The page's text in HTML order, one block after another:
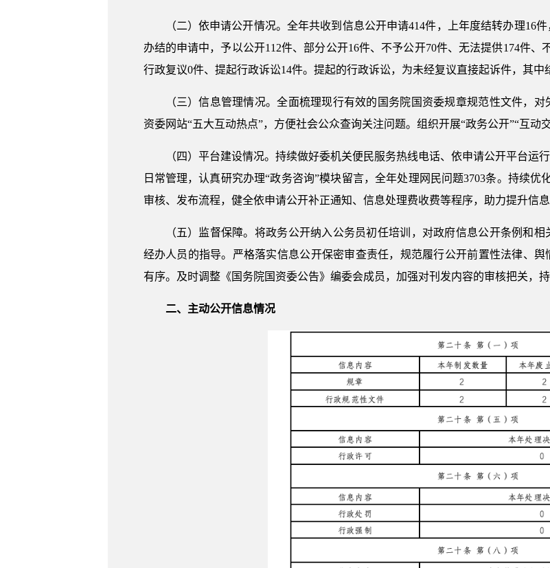
（二）依申请公开情况。全年共收到信息公开申请414件，上年度结转办理16
办结的申请中，予以公开112件、部分公开16件、不予公开70件、无法提供174件
行政复议0件、提起行政诉讼14件。提起的行政诉讼，为未经复议直接起诉件，其中
（三）信息管理情况。全面梳理现行有效的国务院国资委规章规范性文件，
资委网站“五大互动热点”，方便社会公众查询关注问题。组织开展“政务公开”“互动
（四）平台建设情况。持续做好委机关便民服务热线电话、依申请公开平台运
日常管理，认真研究办理“政务咨询”模块留言，全年处理网民问题3703条。持续
审核、发布流程，健全依申请公开补正通知、信息处理费收费等程序，助力提升信息
（五）监督保障。将政务公开纳入公务员初任培训，对政府信息公开条例和
经办人员的指导。严格落实信息公开保密审查责任，规范履行公开前置性法律、
有序。及时调整《国务院国资委公告》编委会成员，加强对刊发内容的审核把关，
二、主动公开信息情况